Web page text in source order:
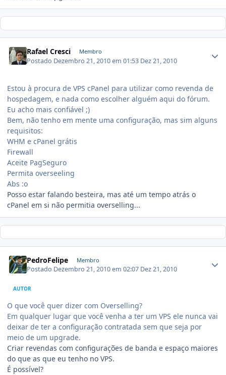
Rafael Cresci Membro
Postado Dezembro 21, 2010 em 01:53 Dez 21, 2010
Estou à procura de VPS cPanel para utilizar como revenda de
hospedagem, e nada como escolher alguém aqui do fórum.
Eu acho mais confiável ;)
Bem, não tenho em mente uma configuração, mas sim alguns
requisitos:
WHM e cPanel grátis
Firewall
Aceite PagSeguro
Permita overseeling
Abs :o
Posso estar falando besteira, mas até um tempo atrás o
cPanel em si não permitia overselling...
PedroFelipe Membro
Postado Dezembro 21, 2010 em 02:07 Dez 21, 2010
AUTOR
O que você quer dizer com Overselling?
Em qualquer lugar que você venha a ter um VPS ele nunca vai
deixar de ter a configuração contratada sem que seja por
meio de um upgrade.
Criar revendas com configurações de banda e espaço maiores
do que as que eu tenho no VPS.
É possível?